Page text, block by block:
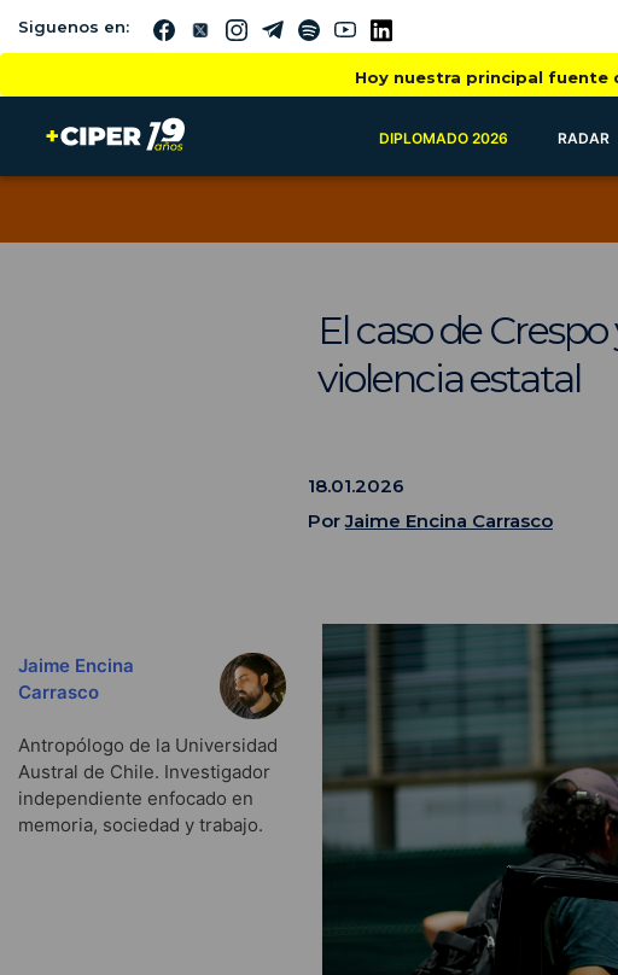
Siguenos en:
Hoy nuestra principal fuente
DIPLOMADO 2026 RADAR
El caso de
violencia estatal
18.01.2026
PorJaime Encina Carrasco
Jaime Encina
Carrasco
Antropólogo de la Universidad
Austral de Chile. Investigador
independiente enfocado en
memoria, sociedad y trabajo.